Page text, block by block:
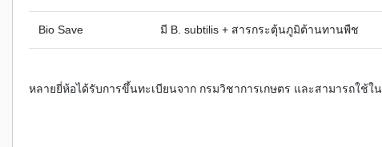
Bio Save มี B. subtilis + สารกระตุ้นภูมิต้านทานพืช
หลายยี่ห้อได้รับการขึ้นทะเบียนจาก กรมวิชาการเกษตร และสามารถใช้ใ